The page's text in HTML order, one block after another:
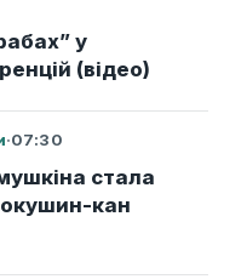
у
(відео)
·07:30
стала
кан